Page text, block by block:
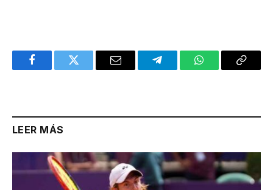
FacebookTwitter Email TelegramWhatsAppCopy
LEER MÁS